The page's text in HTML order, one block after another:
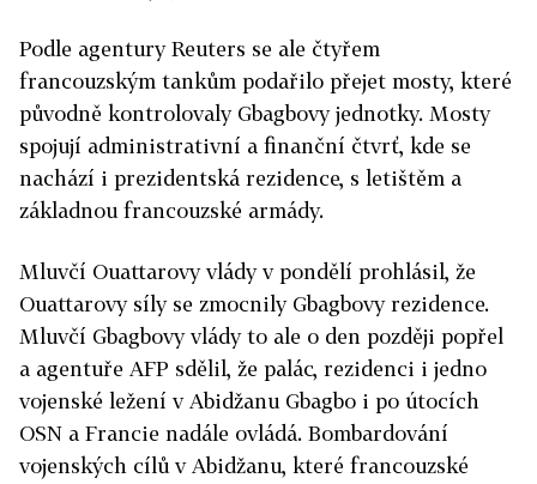
Podle agentury Reuters se ale čtyřem
francouzským tankům podařilo přejet mosty, které
původně kontrolovaly Gbagbovy jednotky. Mosty
spojují administrativní a finanční čtvrť, kde se
nachází i prezidentská rezidence, s letištěm a
základnou francouzské armády.
Mluvčí Ouattarovy vlády v pondělí prohlásil, že
Ouattarovy síly se zmocnily Gbagbovy rezidence.
Mluvčí Gbagbovy vlády to ale o den později popřel
a agentuře AFP sdělil, že palác, rezidenci i jedno
vojenské ležení v Abidžanu Gbagbo i po útocích
OSN a Francie nadále ovládá. Bombardování
vojenských cílů v Abidžanu, které francouzské